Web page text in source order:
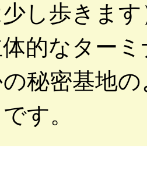
し歩きま
的なター
秘密基地
す。